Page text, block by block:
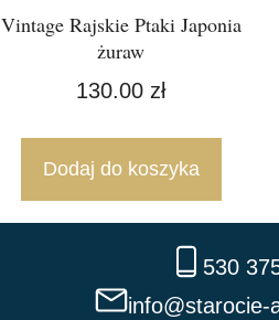
Vintage Rajskie Ptaki Japonia
żuraw
130.00 zł
Dodaj do koszyka
530
info@starocie-